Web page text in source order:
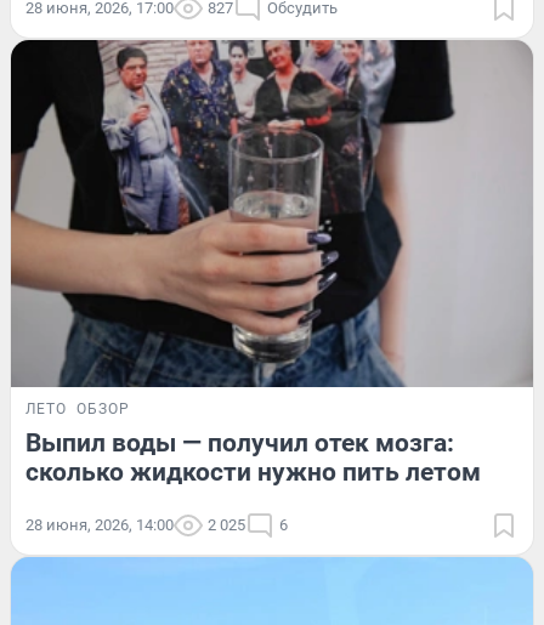
28 июня, 2026, 17:00 827 Обсудить
ЛЕТО ОБЗОР
Выпил воды — получил отек мозга:
сколько жидкости нужно пить летом
28 июня, 2026, 14:00 2 025 6